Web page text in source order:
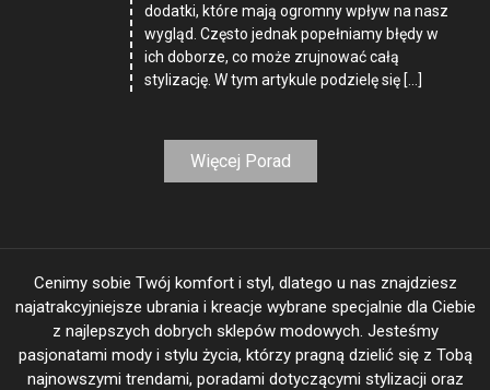
dodatki, które mają ogromny wpływ na nasz
wygląd. Często jednak popełniamy błędy w
ich doborze, co może zrujnować całą
stylizację. W tym artykule podzielę się […]
Więcej Porad
Cenimy sobie Twój komfort i styl, dlatego u nas znajdziesz
najatrakcyjniejsze ubrania i kreacje wybrane specjalnie dla Ciebie
z najlepszych dobrych sklepów modowych. Jesteśmy
pasjonatami mody i stylu życia, którzy pragną dzielić się z Tobą
najnowszymi trendami, poradami dotyczącymi stylizacji oraz